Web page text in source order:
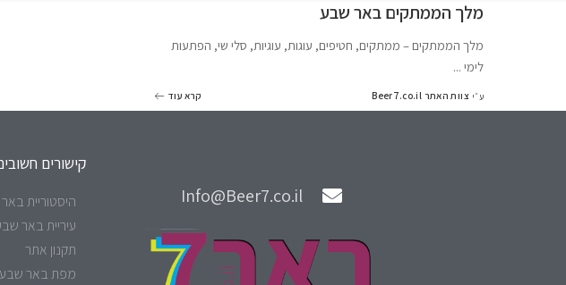
מלך הממתקים באר שבע
מלך הממתקים – ממתקים, חטיפים, עוגות, עוגיות, סלי שי, הפתעות
לימי ...
ע״י צוות האתר Beer7.co.il קרא עוד
Info@Beer7.co.il
קישורים
היסטוריית
עיריית באר
תקנון אתר
מפת באר שבע